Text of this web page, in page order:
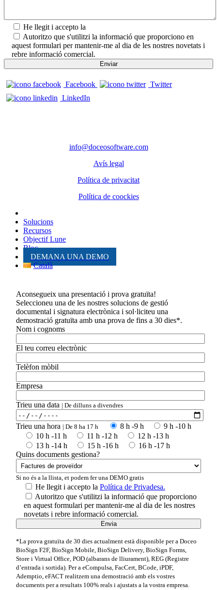
He llegit i accepto la
Autoritzo que s'utilitzi la informació que proporciono en
aquest formulari per mantenir-me al dia de les nostres novetats i
rebre informació comercial.
Facebook
Twitter
LinkedIn
info@doceosoftware.com
Avís legal
Política de privacitat
Política de coockies
Solucions
Recursos
Objectif Lune
Bloc
DEMANA UNA DEMO
Català
Aconsegueix una presentació i prova gratuïta!
Seleccioneu una de les nostres solucions de gestió
documental i signatura electrònica i sol·liciteu una
demostració gratuïta amb una prova de fins a 30 dies*.
Nom i cognoms
El teu correu electrònic
Telèfon mòbil
Empresa
Trieu una data | De dilluns a divendres
Trieu una hora | De 8 ha 17 h 8 h -9 h
9 h -10 h
10 h -11 h
11 h -12 h
12 h -13 h
13 h -14 h
15 h -16 h
16 h -17 h
Quins documents gestiona?
Si no és a la llista, et podem fer una DEMO gratis
He llegit i accepto la Política de Privadesa.
Autoritzo que s'utilitzi la informació que proporciono
en aquest formulari per mantenir-me al dia de les nostres
novetats i rebre informació comercial.
*La prova gratuïta de 30 dies actualment està disponible per a Doceo
BioSign F2F, BioSign Mobile, BioSign Delivery, BioSign Forms,
Store i Virtual Office, POD (albarans de lliurament), REG (Registre
d’entrada i sortida). Per a eCompulsa, FacCert, BCode, iPDF,
Ademptio, eFACT realitzem una demostració amb els vostres
documents per a resultats 100% reals i ajustats a la vostra empresa.